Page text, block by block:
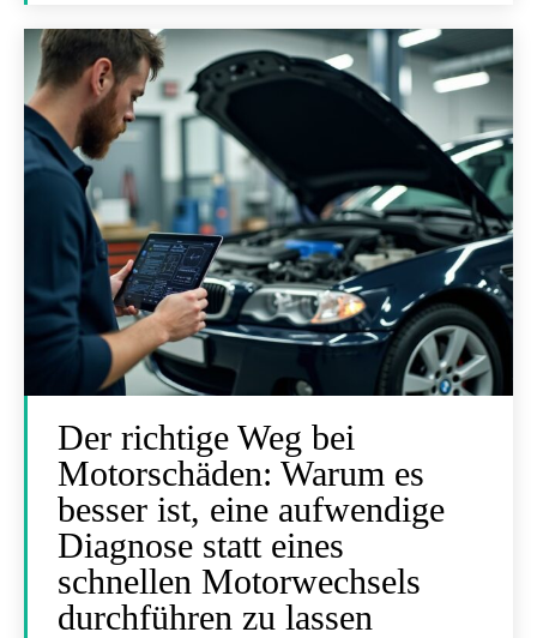
Der richtige Weg bei
Motorschäden: Warum es
besser ist, eine aufwendige
Diagnose statt eines
schnellen Motorwechsels
durchführen zu lassen